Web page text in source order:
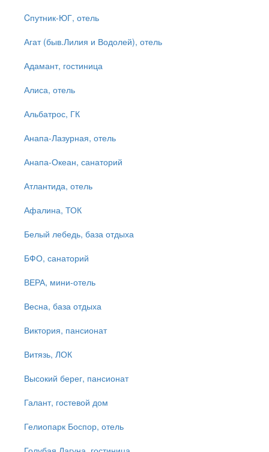
Cпутник-ЮГ, отель
Агат (быв.Лилия и Водолей), отель
Адамант, гостиница
Алиса, отель
Альбатрос, ГК
Анапа-Лазурная, отель
Анапа-Океан, санаторий
Атлантида, отель
Афалина, ТОК
Белый лебедь, база отдыха
БФО, санаторий
ВЕРА, мини-отель
Весна, база отдыха
Виктория, пансионат
Витязь, ЛОК
Высокий берег, пансионат
Галант, гостевой дом
Гелиопарк Боспор, отель